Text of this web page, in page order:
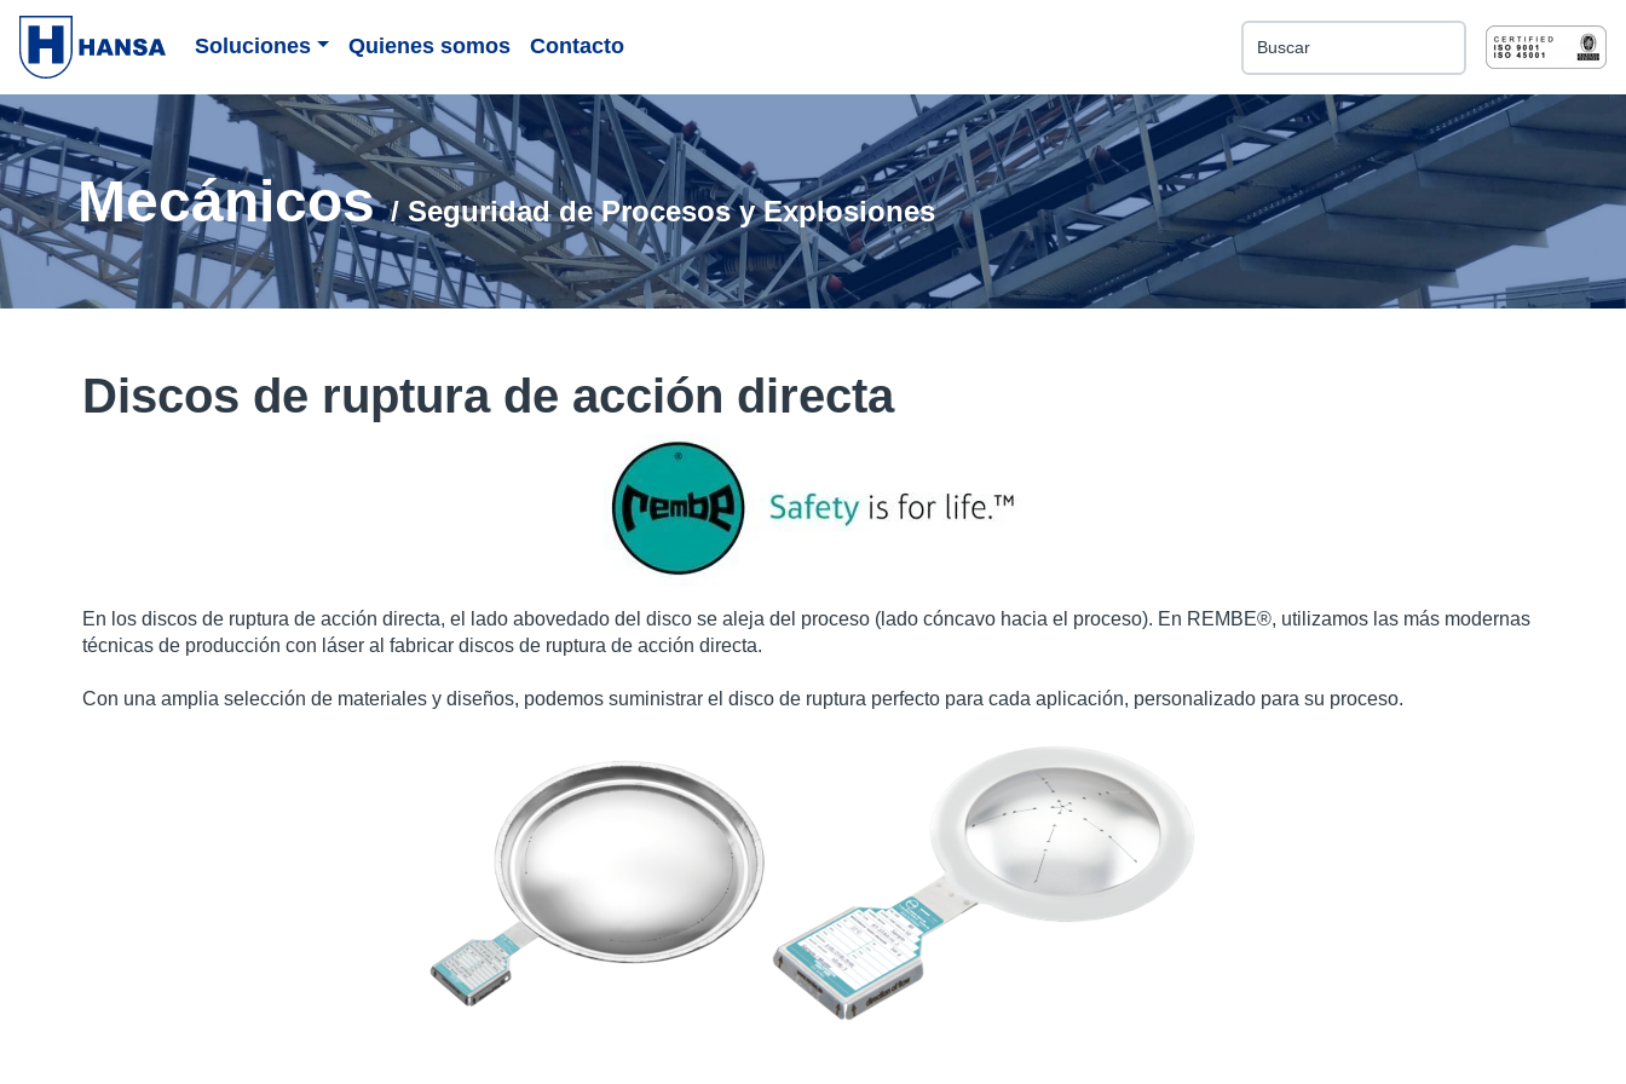
Soluciones Quienes somos Contacto
Esto es un campo de búsqueda con una función
No hay sugerencias porque el campo de
Mecánicos/ Seguridad de Procesos y Explosiones
Discos de ruptura de acción directa
En los discos de ruptura de acción directa, el lado abovedado del disco se aleja del proceso (lado cóncavo hacia el proceso). En REMBE®, utilizamos las más modernas
técnicas de producción con láser al fabricar discos de ruptura de acción directa. ​
Con una amplia selección de materiales y diseños, podemos suministrar el disco de ruptura perfecto para cada aplicación, personalizado para su proceso.​